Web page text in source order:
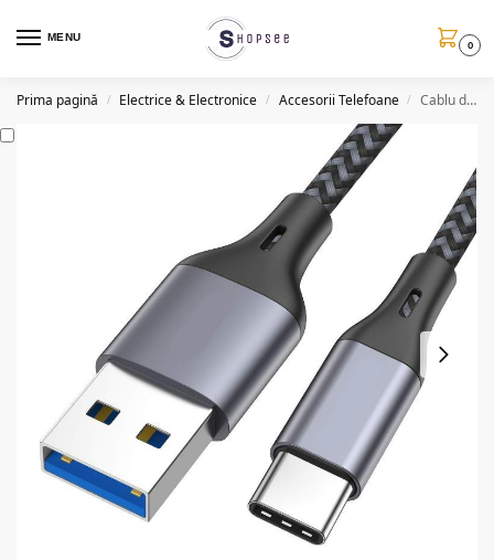
MENU
0
Prima pagină / Electrice & Electronice / Accesorii Telefoane / Cablu de date/incarcare QHD715, USB, tip C, 1m